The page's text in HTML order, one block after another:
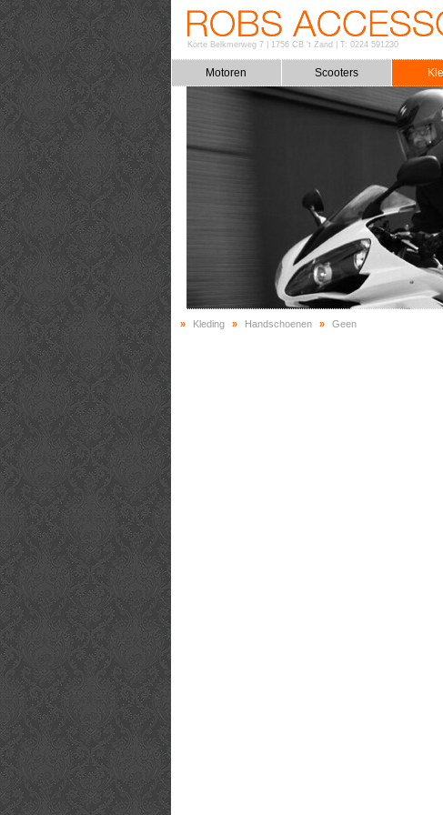
Korte Belkmerweg 7| 1756 CB 't Zand T: 0224 591230
Motoren Scooters
» Kleding » Handschoenen » Geen